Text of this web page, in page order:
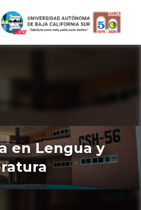
en Lengua y